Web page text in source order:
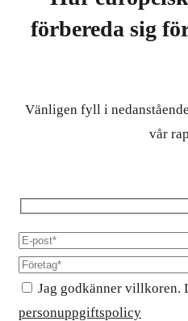
förbereda sig
Vänligen fyll i
vår
Jag godkänner villkoren.
personuppgiftspolicy